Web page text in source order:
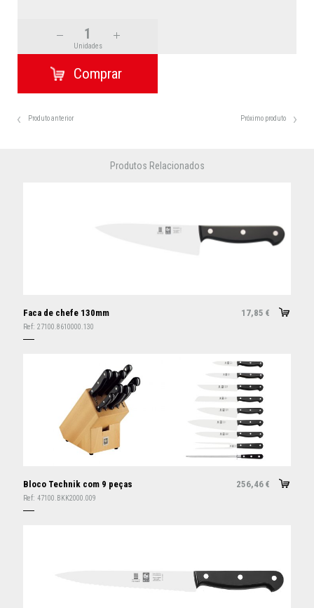
Unidades
Produto anterior Próximo produto
Produtos Relacionados
Faca de chefe 130mm 17,85 €
Ref: 27100.8610000.130
Bloco Technik com 9 peças 256,46 €
Ref: 47100.BKK2000.009